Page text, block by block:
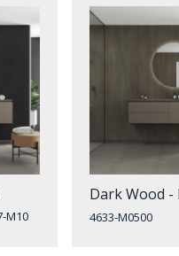
M10
Dark Wood
4633-M0500